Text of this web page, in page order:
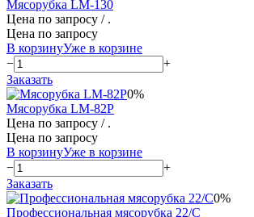
Мясорубка LM-130
Цена по запросу / .
Цена по запросу
В корзинуУже в корзине
−
+
Заказать
0%
Мясорубка LM-82P
Цена по запросу / .
Цена по запросу
В корзинуУже в корзине
−
+
Заказать
0%
Профессиональная мясорубка 22/С